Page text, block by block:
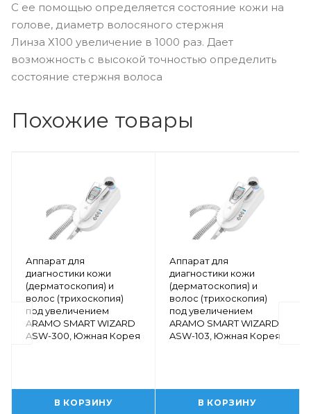
С ее помощью определяется состояние кожи на
голове, диаметр волосяного стержня
Линза Х100 увеличение в 1000 раз. Дает
возможность с высокой точностью определить
состояние стержня волоса
Похожие товары
Аппарат для
диагностики кожи
(дерматоскопия) и
волос (трихоскопия)
под увеличением
ARAMO SMART WIZARD
ASW-300, Южная Корея
В КОРЗИНУ
Аппарат для
диагностики кожи
(дерматоскопия) и
волос (трихоскопия)
под увеличением
ARAMO SMART WIZARD
ASW-103, Южная Корея
В КОРЗИНУ